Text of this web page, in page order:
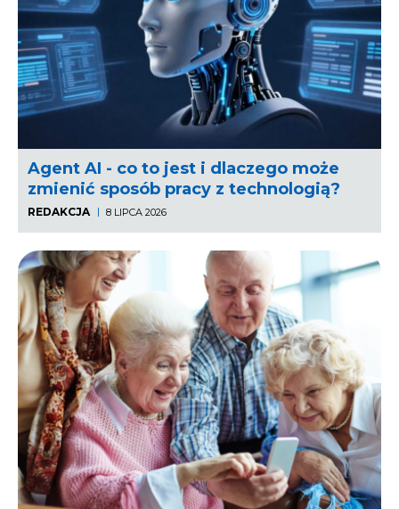
Agent AI - co to jest i dlaczego może
zmienić sposób pracy z technologią?
REDAKCJA 8 LIPCA 2026